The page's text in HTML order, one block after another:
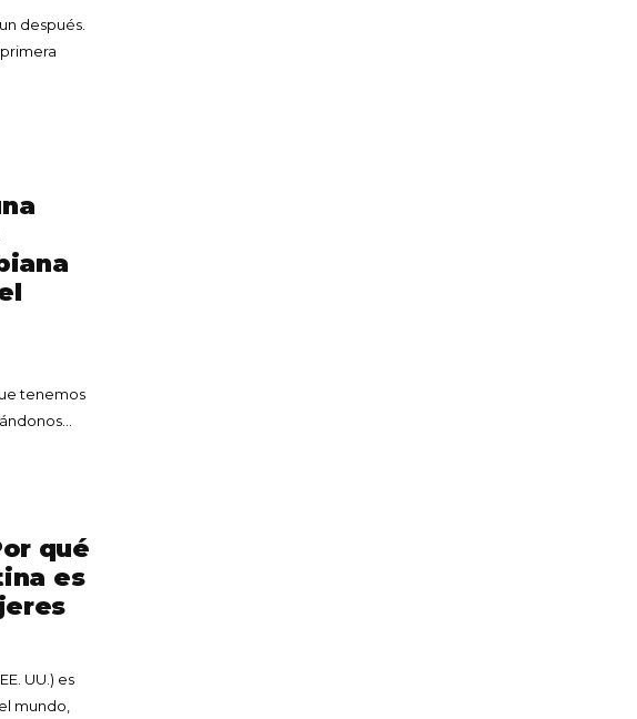
después.
tenemos
qué
es
UU.) es
mundo,